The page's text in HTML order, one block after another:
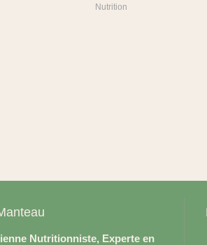
Nutrition
Nutritionniste, Experte en